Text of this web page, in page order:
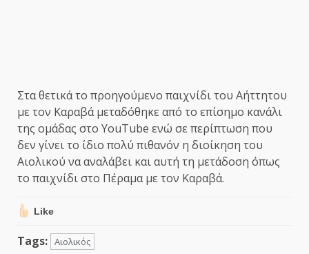
Στα θετικά το προηγούμενο παιχνίδι του Αήττητου
με τον Καραβά μεταδόθηκε από το επίσημο κανάλι
της ομάδας στο YouTube ενώ σε περίπτωση που
δεν γίνει το ίδιο πολύ πιθανόν η διοίκηση του
Αιολικού να αναλάβει και αυτή τη μετάδοση όπως
το παιχνίδι στο Πέραμα με τον Καραβά.
Like
Tags: Αιολικός